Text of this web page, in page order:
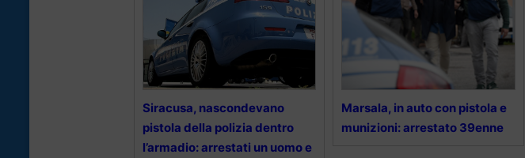
Siracusa, nascondevano
pistola della polizia dentro
l’armadio: arrestati un uomo e
Marsala, in auto con pistola e
munizioni: arrestato 39enne